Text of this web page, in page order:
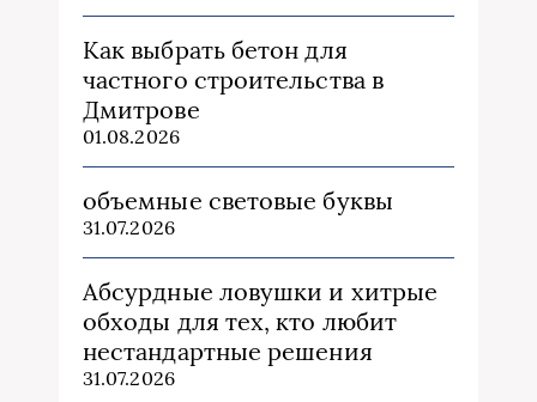
Как выбрать бетон для
частного строительства в
Дмитрове
01.08.2026
объемные световые буквы
31.07.2026
Абсурдные ловушки и хитрые
обходы для тех, кто любит
нестандартные решения
31.07.2026